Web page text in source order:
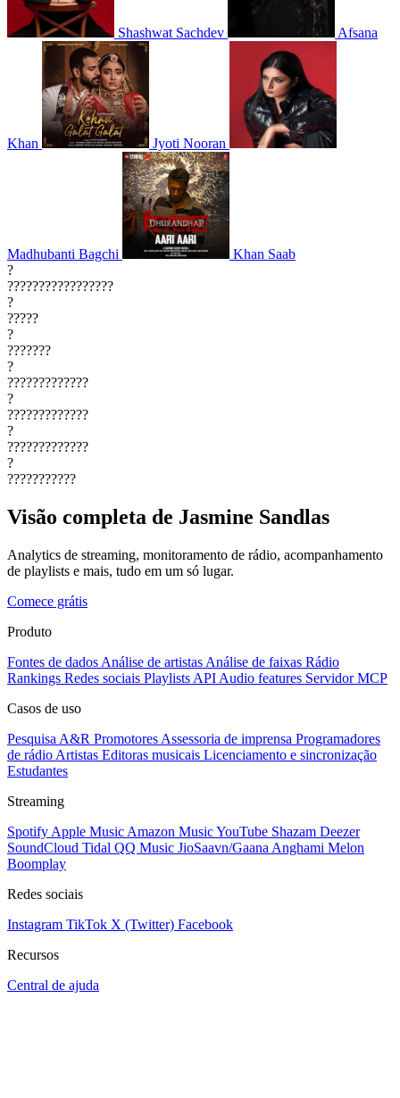
Shashwat Sachdev Afsana
Khan Jyoti Nooran
Madhubanti Bagchi
Khan Saab
?
?????????????????
?
?????
?
???????
?
?????????????
?
?????????????
?
?????????????
?
???????????
Visão completa de Jasmine Sandlas
Analytics de streaming, monitoramento de rádio, acompanhamento
de playlists e mais, tudo em um só lugar.
Comece grátis
Produto
Fontes de dados Análise de artistas Análise de faixas Rádio
Rankings Redes sociais Playlists API Audio features Servidor MCP
Casos de uso
Pesquisa A&R Promotores Assessoria de imprensa Programadores
de rádio Artistas Editoras musicais Licenciamento e sincronização
Estudantes
Streaming
Spotify Apple Music Amazon MusicYouTube Shazam Deezer
SoundCloud Tidal QQ Music JioSaavn/Gaana Anghami Melon
Boomplay
Redes sociais
Instagram TikTok X (Twitter) Facebook
Recursos
Central de ajuda